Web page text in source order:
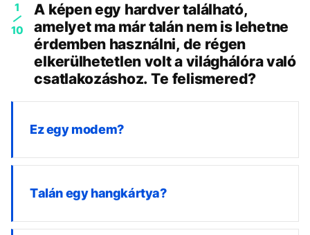
1
10
A képen egy hardver található,
amelyet ma már talán nem is lehetne
érdemben használni, de régen
elkerülhetetlen volt a világhálóra való
csatlakozáshoz. Te felismered?
Ez egy modem?
Talán egy hangkártya?